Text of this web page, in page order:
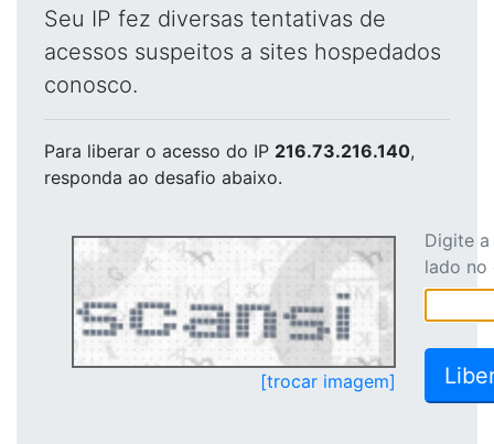
Seu IP fez diversas tentativas de
acessos suspeitos a sites hospedados
conosco.
Para liberar o acesso do IP 216.73.216.140,
responda ao desafio abaixo.
[trocar imagem]
Digite
lado no